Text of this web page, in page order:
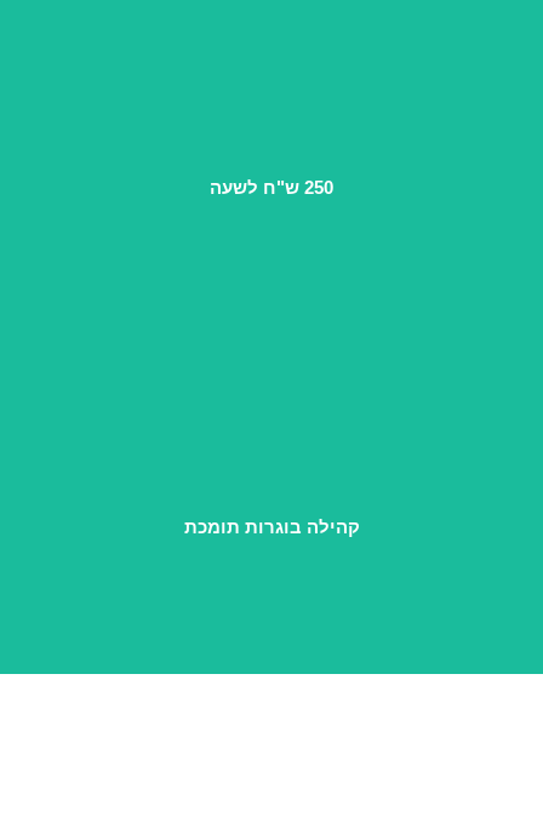
250 ש"ח לשעה
בית "בשביל ההורות"
קהילה בוגרות תומכת
שממשיכים ללוות אותך גם אחרי הקורס.